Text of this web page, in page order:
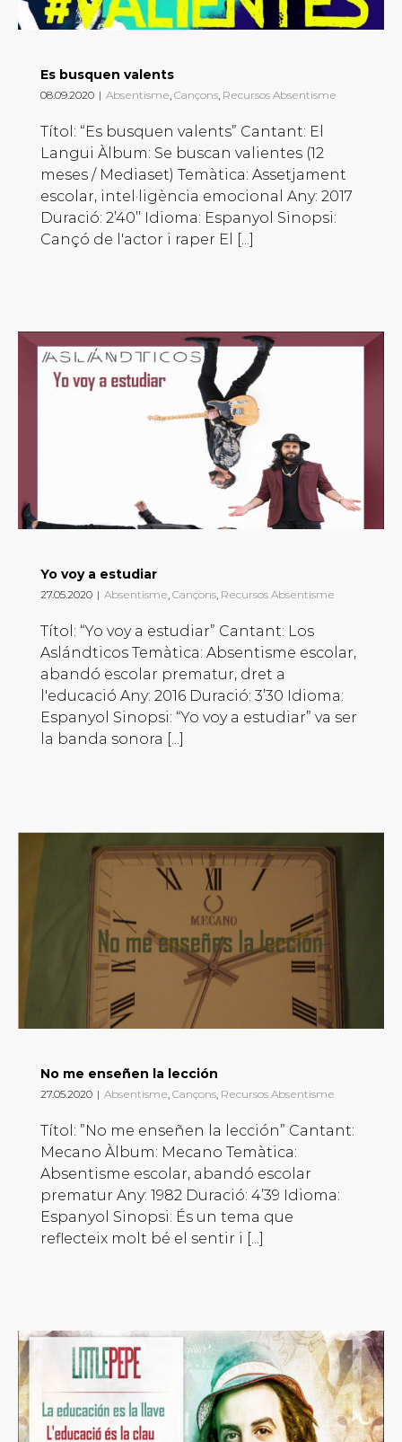
Es busquen valents
08.09.2020 | Absentisme, Cançons, Recursos Absentisme
Títol: “Es busquen valents” Cantant: El
Langui Àlbum: Se buscan valientes (12
meses / Mediaset) Temàtica: Assetjament
escolar, intel·ligència emocional Any: 2017
Duració: 2’40’’ Idioma: Espanyol Sinopsi:
Cançó de l'actor i raper El [...]
Yo voy a estudiar
27.05.2020 | Absentisme, Cançons, Recursos Absentisme
Títol: “Yo voy a estudiar” Cantant: Los
Aslándticos Temàtica: Absentisme escolar,
abandó escolar prematur, dret a
l'educació Any: 2016 Duració: 3’30 Idioma:
Espanyol Sinopsi: “Yo voy a estudiar” va ser
la banda sonora [...]
No me enseñen la lección
27.05.2020 | Absentisme, Cançons, Recursos Absentisme
Títol: ”No me enseñen la lección” Cantant:
Mecano Àlbum: Mecano Temàtica:
Absentisme escolar, abandó escolar
prematur Any: 1982 Duració: 4’39 Idioma:
Espanyol Sinopsi: És un tema que
reflecteix molt bé el sentir i [...]